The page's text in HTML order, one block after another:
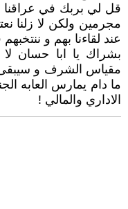
قل لي بربك في عراقنا
مجرمين ولكن لا زلنا
عند لقاءنا بهم و
بشراك يا ابا حسان لا
مقياس الشرف و سيبقى
ما دام يمارس العابه
الاداري والمالي !